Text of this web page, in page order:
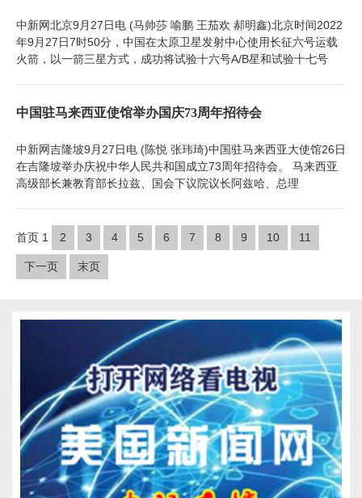
中新网北京9月27日电 (马帅莎 喻鹏 王茄欢 郝明鑫)北京时间2022
年9月27日7时50分，中国在太原卫星发射中心使用长征六号运载
火箭，以一箭三星方式，成功将试验十六号A/B星和试验十七号
中国驻马来西亚使馆举办国庆73周年招待会
中新网吉隆坡9月27日电 (陈悦 张玮琦)中国驻马来西亚大使馆26日
在吉隆坡举办庆祝中华人民共和国成立73周年招待会。 马来西亚
高级部长兼教育部长拉兹、国会下议院议长阿兹哈、总理
首页 1 2 3 4 5 6 7 8 9 10 11
下一页 末页